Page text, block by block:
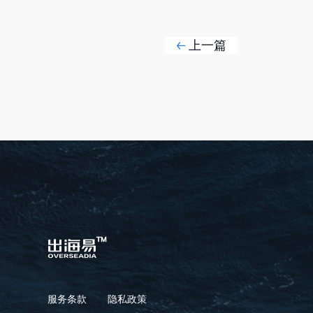
上一篇
服务条款 隐私政策